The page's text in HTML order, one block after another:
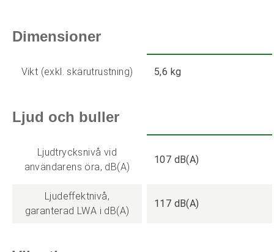
Dimensioner
Vikt (exkl. skärutrustning) 5,6 kg
Ljud och buller
Ljudtrycksnivå vid
användarens öra, dB(A)
107 dB(A)
Ljudeffektnivå,
garanterad LWA i dB(A)
117 dB(A)